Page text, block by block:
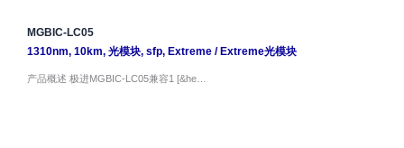
MGBIC-LC05
1310nm, 10km, 光模块, sfp, Extreme/ Extreme光模块
产品概述 极进MGBIC-LC05兼容1 [&he…